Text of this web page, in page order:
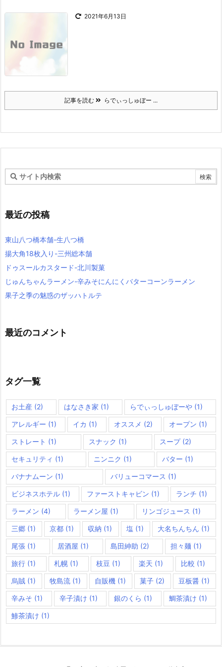
2021年6月13日
記事を読む らでぃっしゅぼー ...
最近の投稿
東山八つ橋本舗-生八つ橋
揚大角18枚入り-三州総本舗
ドゥスールカスタード-北川製菓
じゅんちゃんラーメン-辛みそにんにくバターコーンラーメン
果子之季の魅惑のザッハトルテ
最近のコメント
タグ一覧
お土産 (2) はなさき家 (1) らでぃっしゅぼーや (1)
アレルギー (1) イカ (1) オススメ (2) オープン (1)
ストレート (1) スナック (1) スープ(2)
セキュリティ (1) ニンニク (1) バター (1)
バナナムーン (1) バリューコマース (1)
ビジネスホテル (1) ファーストキャビン (1) ランチ (1)
ラーメン (4) ラーメン屋 (1) リンゴジュース (1)
三郷 (1) 京都 (1) 収納 (1) 塩 (1) 大名ちんちん (1)
尾張 (1) 居酒屋 (1) 島田紳助 (2) 担々麺 (1)
旅行 (1) 札幌(1) 枝豆 (1) 楽天 (1) 比較 (1)
烏賊 (1) 牧島流 (1) 自販機 (1) 菓子 (2) 豆板醤 (1)
辛みそ (1) 辛子漬け (1) 銀のくら (1) 鯛茶漬け (1)
鯵茶漬け (1)